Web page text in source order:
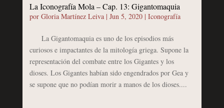
La Iconografía Mola – Cap. 13: Gigantomaquia
por Gloria Martínez Leiva| Jun 5, 2020| Iconografía
La Gigantomaquia es uno de los episodios más
curiosos e impactantes de la mitología griega. Supone la
representación del combate entre los Gigantes y los
dioses. Los Gigantes habían sido engendrados por Gea y
se supone que no podían morir a manos de los dioses....